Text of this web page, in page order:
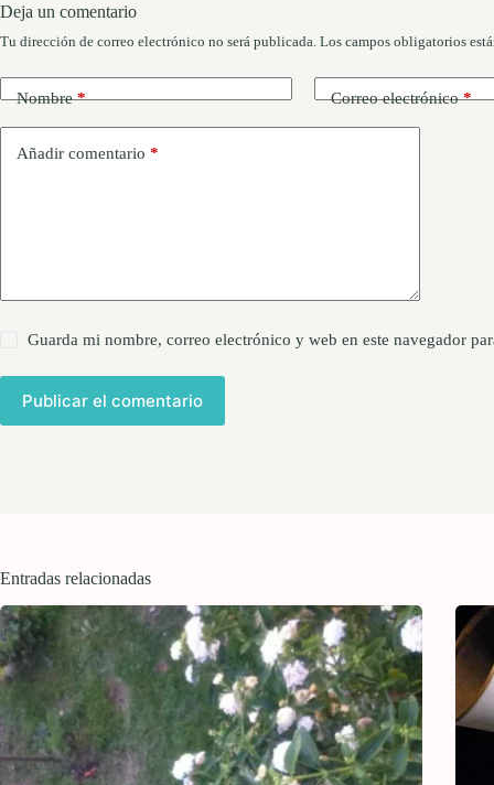
Deja un comentario
Tu dirección de correo electrónico no será publicada. Los campos obligatorios
Nombre* Correo electrónico*
Añadir comentario *
Guarda mi nombre, correo electrónico y web en este navegador
Publicar el comentario
Entradas relacionadas